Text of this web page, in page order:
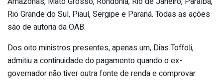
Rio Grande do Sul, Piauí, Sergipe e Paraná. Todas as ações
são de autoria da OAB.
Dos oito ministros presentes, apenas um, Dias Toffoli,
admitiu a continuidade do pagamento quando o ex-
governador não tiver outra fonte de renda e comprovar